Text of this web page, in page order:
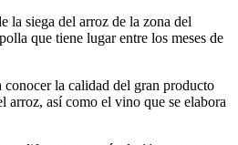
la siega del arroz de la zona del
que tiene lugar entre los meses de
la calidad del gran producto
arroz, así como el vino que se elabora